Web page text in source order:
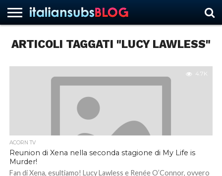
NEWS
ASCOLTI
RECENSIONI
INTERVISTE
CURIOSITÀ
CHI
CONTATTACI
FORUM
ITALIANSUBS
ARTICOLI TAGGATI "LUCY LAWLESS"
4.7K
ACORN TV
Reunion di Xena nella seconda stagione di My Life is
Murder!
Fan di Xena, esultiamo! Lucy Lawless e Renée O’Connor, ovvero